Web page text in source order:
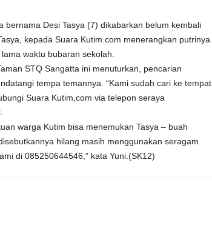
bernama Desi Tasya (7) dikabarkan belum kembali
kepada Suara Kutim.com menerangkan putrinya
waktu bubaran sekolah.
STQ Sangatta ini menuturkan, pencarian
tempa temannya. “Kami sudah cari ke tempat
Suara Kutim,com via telepon seraya
warga Kutim bisa menemukan Tasya – buah
hilang masih menggunakan seragam
di 085250644546,” kata Yuni.(SK12)